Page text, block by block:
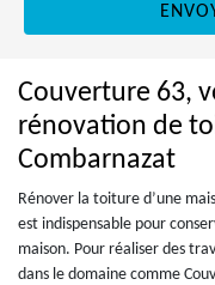
Couverture 63,
rénovation de
Combarnazat
Rénover la toiture d’une
est indispensable pour
maison. Pour réaliser des
dans le domaine comme